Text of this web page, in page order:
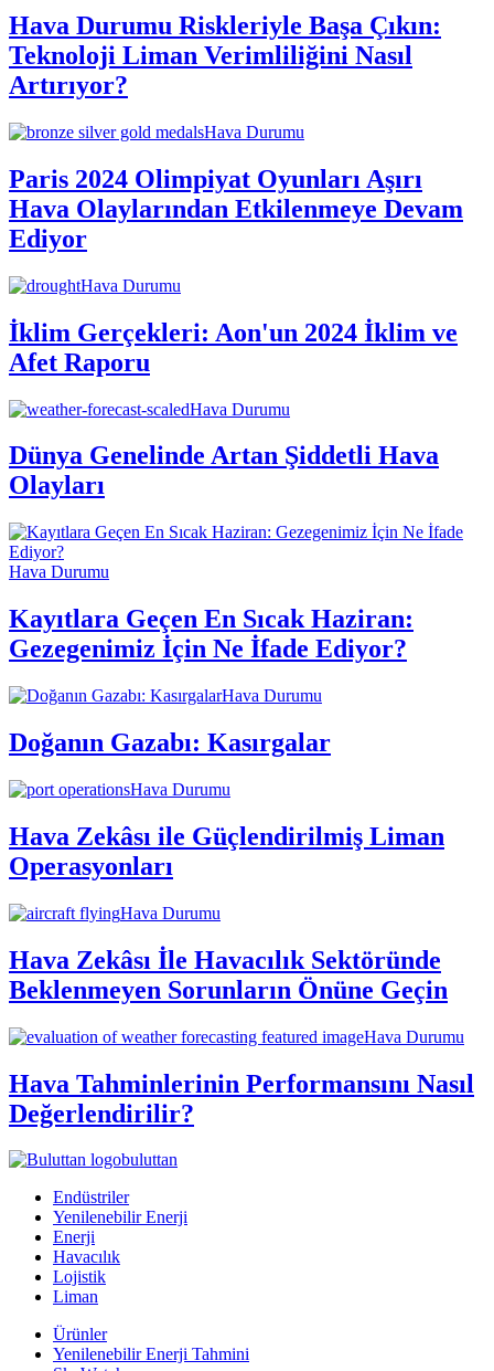
Hava Durumu Riskleriyle Başa Çıkın:
Teknoloji Liman Verimliliğini Nasıl
Artırıyor?
Hava Durumu
Paris 2024 Olimpiyat Oyunları Aşırı
Hava Olaylarından Etkilenmeye Devam
Ediyor
Hava Durumu
İklim Gerçekleri: Aon'un 2024 İklim ve
Afet Raporu
Hava Durumu
Dünya Genelinde Artan Şiddetli Hava
Olayları
Hava Durumu
Kayıtlara Geçen En Sıcak Haziran:
Gezegenimiz İçin Ne İfade Ediyor?
Hava Durumu
Doğanın Gazabı: Kasırgalar
Hava Durumu
Hava Zekâsı ile Güçlendirilmiş Liman
Operasyonları
Hava Durumu
Hava Zekâsı İle Havacılık Sektöründe
Beklenmeyen Sorunların Önüne Geçin
Hava Durumu
Hava Tahminlerinin Performansını Nasıl
Değerlendirilir?
buluttan
Endüstriler
Yenilenebilir Enerji
Enerji
Havacılık
Lojistik
Liman
Ürünler
Yenilenebilir Enerji Tahmini